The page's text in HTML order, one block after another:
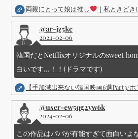
両親にとって娘は推し ｜私ときど
@ar-jz5kc
2024-02-06
韓国だとNetflixオリジナルのsweet
白いです...！！(ドラマです)
【手加減出来ない韓国映画6選Part3/
@user-ew5qg2yw6k
2024-02-06
この作品はパパが有能すぎて面白いよ